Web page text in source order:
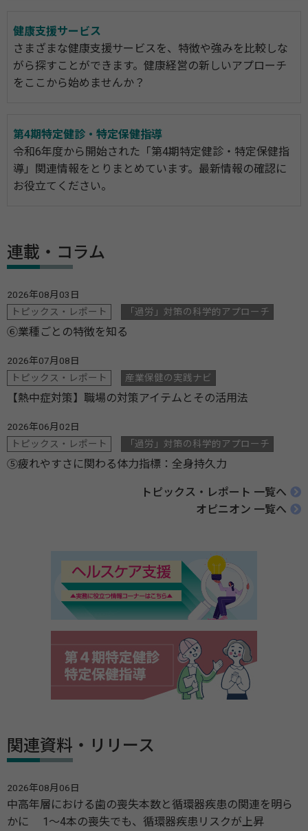
健康支援サービス
さまざまな健康支援サービスを、特徴や強みを比較しな
がら探すことができます。健康経営の新しいアプローチ
をここから始めませんか？
第4期特定健診・特定保健指導
令和6年度から開始された「第4期特定健診・特定保健指
導」関連情報をとりまとめています。最新情報の確認に
お役立てください。
連載・コラム
2026年08月03日
トピックス・レポート
「過労」対策の科学的アプローチ
⑥業種ごとの特徴を知る
2026年07月08日
トピックス・レポート
産業保健の実践ナビ
【熱中症対策】職場の対策アイテムとその活用法
2026年06月02日
トピックス・レポート
「過労」対策の科学的アプローチ
⑤疲れやすさに関わる体力指標：全身持久力
トピックス・レポート 一覧へ
オピニオン 一覧へ
関連資料・リリース
2026年08月06日
中高年層における歯の喪失本数と循環器疾患の関連を明ら
かに 1～4本の喪失でも、循環器疾患リスクが上昇